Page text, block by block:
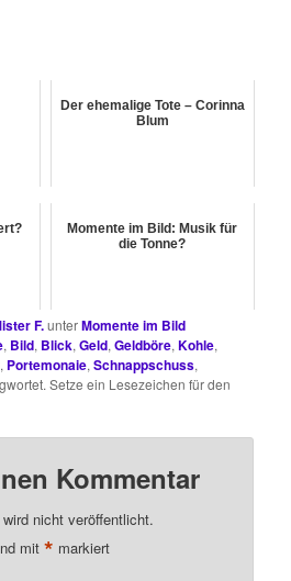
Der ehemalige Tote – Corinna
Blum
Momente im Bild: Musik für
die Tonne?
F.unterMomente im Bild
, Bild, Blick,Geld,Geldböre,Kohle,
, Portemonaie,Schnappschuss,
Setze ein Lesezeichen für den
Kommentar
nicht veröffentlicht.
mit* markiert